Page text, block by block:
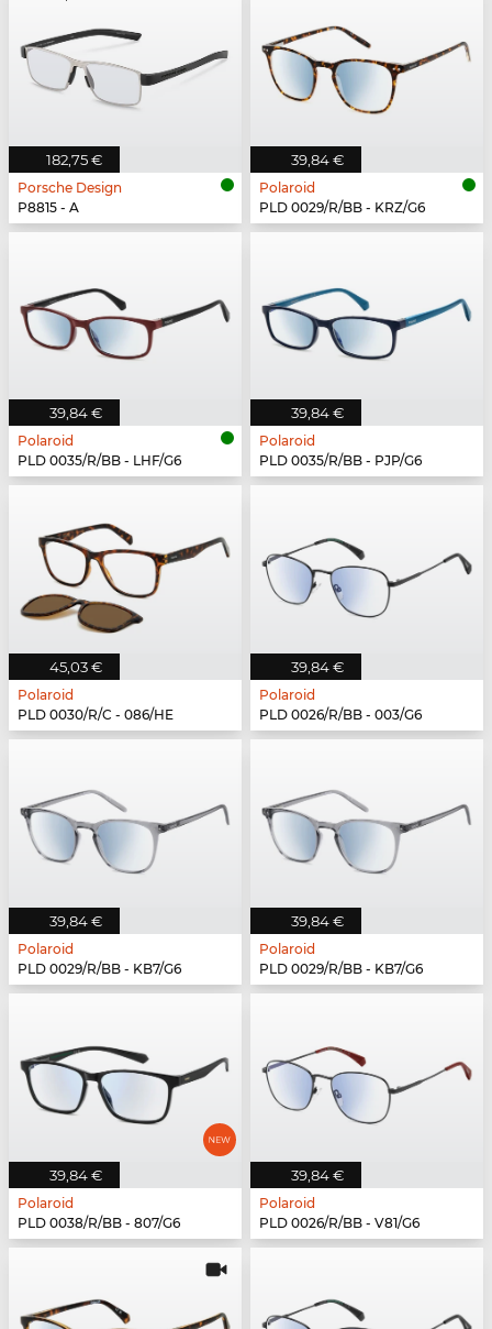
182,75 €
Porsche Design
P8815 - A
39,84 €
Polaroid
PLD 0029/R/BB - KRZ/G6
39,84 €
Polaroid
PLD 0035/R/BB - LHF/G6
39,84 €
Polaroid
PLD 0035/R/BB - PJP/G6
45,03 €
Polaroid
PLD 0030/R/C - 086/HE
39,84 €
Polaroid
PLD 0026/R/BB - 003/G6
39,84 €
Polaroid
PLD 0029/R/BB - KB7/G6
39,84 €
Polaroid
PLD 0029/R/BB - KB7/G6
39,84 €
Polaroid
PLD 0038/R/BB - 807/G6
39,84 €
Polaroid
PLD 0026/R/BB - V81/G6